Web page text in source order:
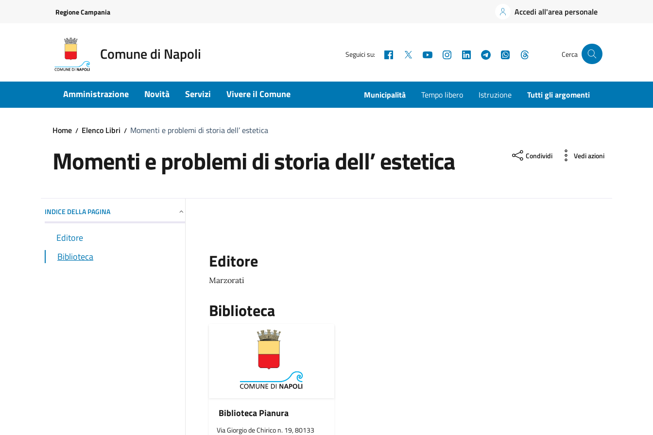
Regione Campania Accedi all'area personale
Comune di Napoli Seguici su: Facebook YouTubeInstagramLinkedInTelegramWhatsApp Cerca
Amministrazione Novità Servizi Vivere il Comune Municipalità Tempo libero Istruzione Tutti gli argomenti
Home Elenco Libri Momenti e problemi di storia dell’ estetica
Momenti e problemi di storia dell’ estetica Condividi Vedi azioni
INDICE DELLA PAGINA
Editore
Biblioteca
Editore
Marzorati
Biblioteca
Biblioteca Pianura
Via Giorgio de Chirico n. 19, 80133